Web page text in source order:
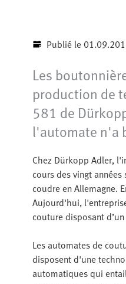
Publié le
Les
production de
581 de
l'automate n'a
Chez Dürkopp Adler,
cours des vingt
coudre en Allemagne.
Aujourd'hui,
couture disposant
Les automates de
disposent d'une
automatiques qui